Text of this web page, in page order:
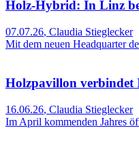
Holz-Hybrid: In Linz
07.07.26, Claudia Stieglecker
Mit dem neuen Headquarter
Holzpavillon verbindet
16.06.26, Claudia Stieglecker
Im April kommenden Jahres